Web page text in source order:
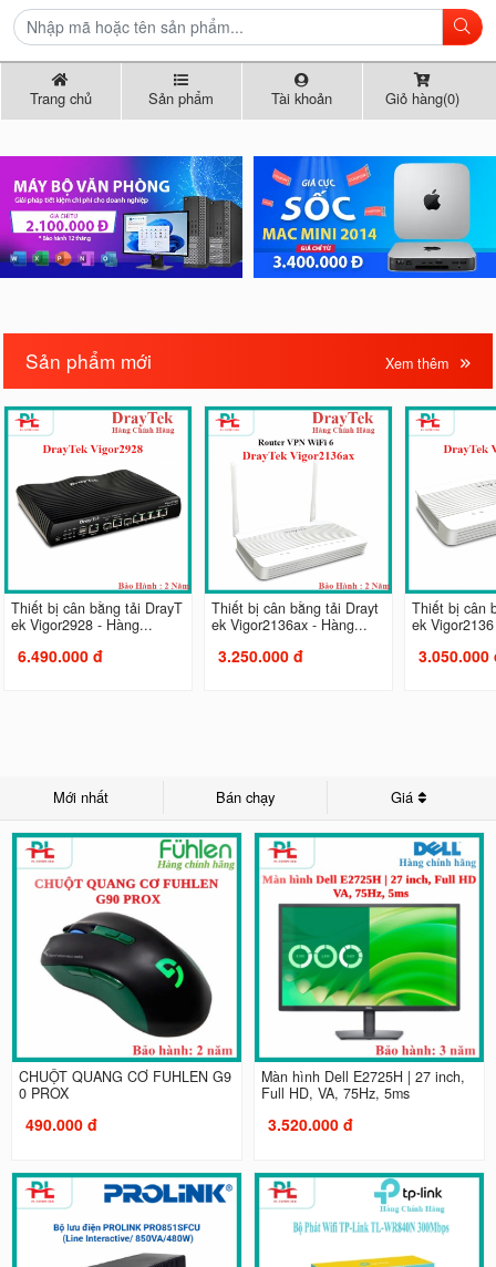
Trang chủ Sản phẩm Tài khoản Giỏ hàng(0)
Sản phẩm mới Xem thêm
Thiết bị cân bằng tải DrayT
ek Vigor2928 - Hàng...
6.490.000 đ
Thiết bị cân bằng tải Drayt
ek Vigor2136ax - Hàng...
3.250.000 đ
Thiết bị cân
ek
3.050.000
Mới nhất Bán chạy Giá
CHUỘT QUANG CƠ FUHLEN G9
0 PROX
490.000 đ
Màn hình Dell E2725H | 27 inch,
Full HD, VA, 75Hz, 5ms
3.520.000 đ